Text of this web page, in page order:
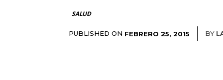
SALUD
PUBLISHED ON FEBRERO 25, 2015 BY